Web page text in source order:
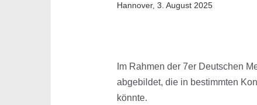
Hannover, 3. August 2025
Im Rahmen der 7er Deutschen
abgebildet, die in bestimmten
könnte.